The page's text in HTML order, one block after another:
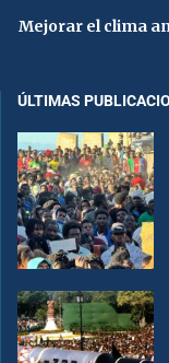
Mejorar el clima
ÚLTIMAS